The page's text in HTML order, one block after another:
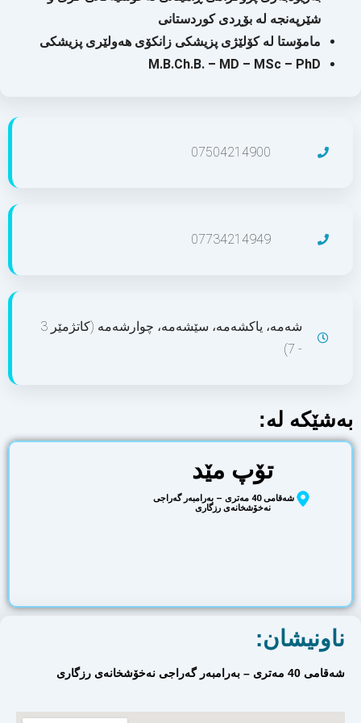
شێرپەنجە لە بۆڕدی کوردستانی
مامۆستا لە کۆلێژی پزیشکی زانکۆی هەولێری پزیشکی
M.B.Ch.B. – MD – MSc – PhD
07504214900
07734214949
شەمە، یاکشەمە، سێشەمە، چوارشەمە (کاتژمێر 3
- 7)
بەشێکە لە:
تۆپ مێد
شەقامی 40 مەتری – بەرامبەر گەراجی
نەخۆشخانەی رزگاری
ناونیشان:
شەقامی 40 مەتری – بەرامبەر گەراجی نەخۆشخانەی رزگاری